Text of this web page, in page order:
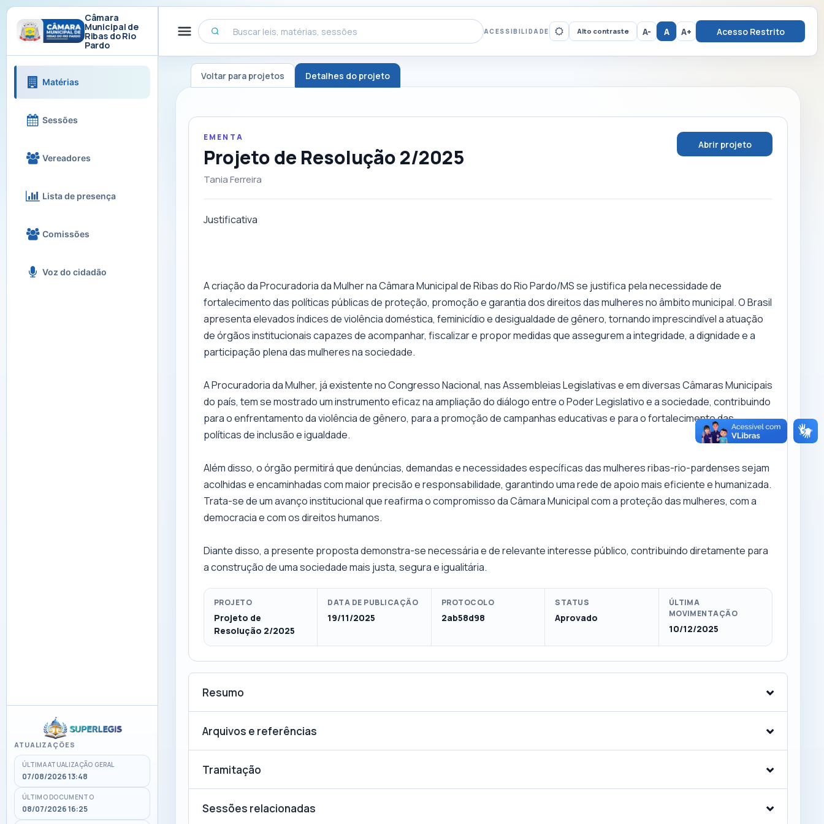
Câmara
Municipal de
Ribas do Rio
Pardo
Matérias
Sessões
Vereadores
Lista de presença
Comissões
Voz do cidadão
ATUALIZAÇÕES
ÚLTIMA ATUALIZAÇÃO GERAL
07/08/2026 13:48
ÚLTIMO DOCUMENTO
08/07/2026 16:25
ACESSIBILIDADE Alto contraste A- A A+ Acesso Restrito
Voltar para projetos Detalhes do projeto
EMENTA
Projeto de Resolução 2/2025
Tania Ferreira
Abrir projeto
Justificativa
A criação da Procuradoria da Mulher na Câmara Municipal de Ribas do Rio Pardo/MS se justifica pela necessidade de
fortalecimento das políticas públicas de proteção, promoção e garantia dos direitos das mulheres no âmbito municipal. O Brasil
apresenta elevados índices de violência doméstica, feminicídio e desigualdade de gênero, tornando imprescindível a atuação
de órgãos institucionais capazes de acompanhar, fiscalizar e propor medidas que assegurem a integridade, a dignidade e a
participação plena das mulheres na sociedade.
A Procuradoria da Mulher, já existente no Congresso Nacional, nas Assembleias Legislativas e em diversas Câmaras Municipais
do país, tem se mostrado um instrumento eficaz na ampliação do diálogo entre o Poder Legislativo e a sociedade, contribuindo
para o enfrentamento da violência de gênero, para a promoção de campanhas educativas e para o fortalecimento das
políticas de inclusão e igualdade.
Além disso, o órgão permitirá que denúncias, demandas e necessidades específicas das mulheres ribas-rio-pardenses sejam
acolhidas e encaminhadas com maior precisão e responsabilidade, garantindo uma rede de apoio mais eficiente e humanizada.
Trata-se de um avanço institucional que reafirma o compromisso da Câmara Municipal com a proteção das mulheres, com a
democracia e com os direitos humanos.
Diante disso, a presente proposta demonstra-se necessária e de relevante interesse público, contribuindo diretamente para
a construção de uma sociedade mais justa, segura e igualitária.
PROJETO
Projeto de
Resolução 2/2025
DATA DE PUBLICAÇÃO
19/11/2025
PROTOCOLO
2ab58d98
STATUS
Aprovado
ÚLTIMA
MOVIMENTAÇÃO
10/12/2025
Resumo
Arquivos e referências
Tramitação
Sessões relacionadas